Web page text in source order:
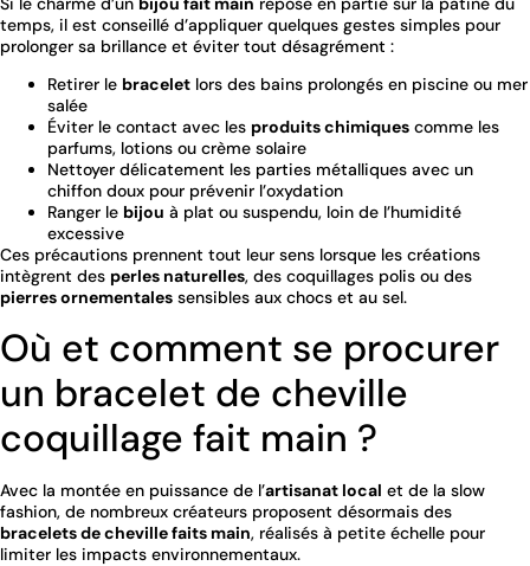
temps, il est conseillé d’appliquer quelques gestes simples pour
prolonger sa brillance et éviter tout désagrément :
Retirer le bracelet lors des bains prolongés en piscine ou mer
salée
Éviter le contact avec les produits chimiques comme les
parfums, lotions ou crème solaire
Nettoyer délicatement les parties métalliques avec un
chiffon doux pour prévenir l’oxydation
Ranger le bijou à plat ou suspendu, loin de l’humidité
excessive
Ces précautions prennent tout leur sens lorsque les créations
intègrent des perles naturelles, des coquillages polis ou des
pierres ornementales sensibles aux chocs et au sel.
Où et comment se procurer
un bracelet de cheville
coquillage fait main ?
Avec la montée en puissance de l’artisanat local et de la slow
fashion, de nombreux créateurs proposent désormais des
bracelets de cheville faits main, réalisés à petite échelle pour
limiter les impacts environnementaux.